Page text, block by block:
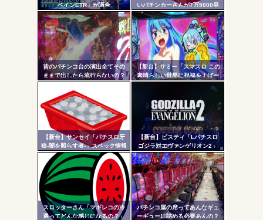
ペインETR」が適合
いパチンカーさんが7万5000発
出ている台に着席した結果ｗｗ
ｗ
昔のパチンコ台の演出全てその
ままで出したら流行らないの？
【新台】サミー「スマスロ この
素晴らしい世界に祝福を！ぱー
のすば10周年イベントの会場に
展示されているらしいぞ！！！
【新台】サンセイ「パチスロ牙
狼-闇を照らす者-」スペック情報
判明！純増約9.1枚のAT機、疑似
ボ突破型、究極魔戒RUSHは継続
率82.6%のバトルタイプAT
【新台】ビスティ「Lパチスロ
ゴジラ対エヴァンゲリオン2」
PV第一弾公開！Gの衝撃再
来！！！
スロッターさん「マギレコの冷
遇ってどんな感じになるの？」
パチンコ屋の席ってあんなギュ
ーギューに詰める必要あんの？
ツー
ル